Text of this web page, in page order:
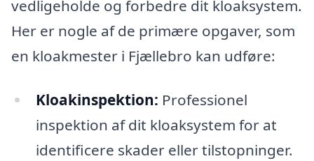
vedligeholde og forbedre dit kloaksystem.
Her er nogle af de primære opgaver, som
en kloakmester i Fjællebro kan udføre:
Kloakinspektion: Professionel
inspektion af dit kloaksystem for at
identificere skader eller tilstopninger.